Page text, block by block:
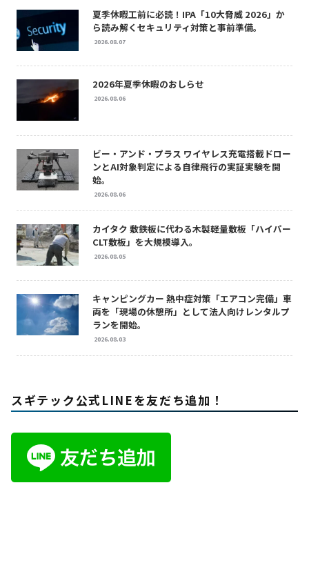
夏季休暇工前に必読！IPA「10大脅威 2026」か
ら読み解くセキュリティ対策と事前準備。
2026.08.07
2026年夏季休暇のおしらせ
2026.08.06
ビー・アンド・プラス ワイヤレス充電搭載ドロー
ンとAI対象判定による自律飛行の実証実験を開
始。
2026.08.06
カイタク 敷鉄板に代わる木製軽量敷板「ハイパー
CLT敷板」を大規模導入。
2026.08.05
キャンピングカー 熱中症対策「エアコン完備」車
両を「現場の休憩所」として法人向けレンタルプ
ランを開始。
2026.08.03
スギテック公式LINEを友だち追加！